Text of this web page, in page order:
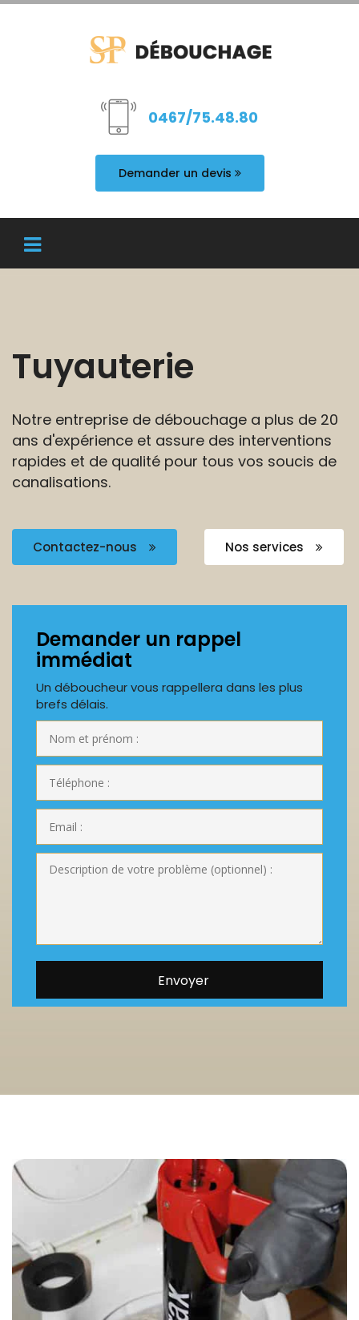
0467/75.48.80
Demander un devis
Tuyauterie
Notre entreprise de débouchage a plus de 20
ans d'expérience et assure des interventions
rapides et de qualité pour tous vos soucis de
canalisations.
Contactez-nous Nos services
Demander un rappel
immédiat
Un déboucheur vous rappellera dans les plus
brefs délais.